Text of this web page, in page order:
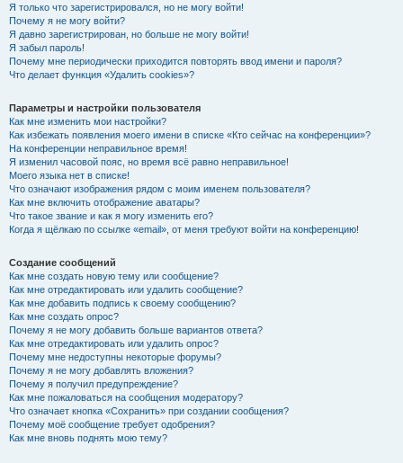
Я только что зарегистрировался, но не могу войти!
Почему я не могу войти?
Я давно зарегистрирован, но больше не могу войти!
Я забыл пароль!
Почему мне периодически приходится повторять ввод имени и пароля?
Что делает функция «Удалить cookies»?
Параметры и настройки пользователя
Как мне изменить мои настройки?
Как избежать появления моего имени в списке «Кто сейчас на конференции»?
На конференции неправильное время!
Я изменил часовой пояс, но время всё равно неправильное!
Моего языка нет в списке!
Что означают изображения рядом с моим именем пользователя?
Как мне включить отображение аватары?
Что такое звание и как я могу изменить его?
Когда я щёлкаю по ссылке «email», от меня требуют войти на конференцию!
Создание сообщений
Как мне создать новую тему или сообщение?
Как мне отредактировать или удалить сообщение?
Как мне добавить подпись к своему сообщению?
Как мне создать опрос?
Почему я не могу добавить больше вариантов ответа?
Как мне отредактировать или удалить опрос?
Почему мне недоступны некоторые форумы?
Почему я не могу добавлять вложения?
Почему я получил предупреждение?
Как мне пожаловаться на сообщения модератору?
Что означает кнопка «Сохранить» при создании сообщения?
Почему моё сообщение требует одобрения?
Как мне вновь поднять мою тему?